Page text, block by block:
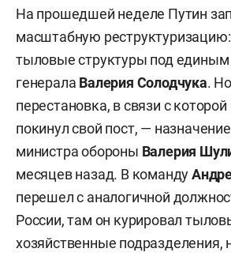
На прошедшей неделе Путин
масштабную
тыловые структуры под
генерала Валерия Солодчука.
перестановка, в связи с
покинул свой пост, —
министра обороны Валерия
месяцев назад. В команду
перешел с аналогичной
России, там он курировал
хозяйственные подразделения,